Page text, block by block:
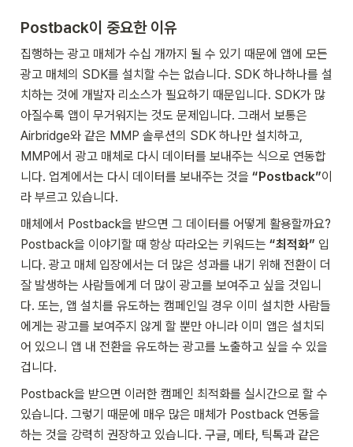
Postback이 중요한 이유
집행하는 광고 매체가 수십 개까지 될 수 있기 때문에 앱에 모든
광고 매체의 SDK를 설치할 수는 없습니다. SDK 하나하나를 설
치하는 것에 개발자 리소스가 필요하기 때문입니다. SDK가 많
아질수록 앱이 무거워지는 것도 문제입니다. 그래서 보통은
Airbridge와 같은 MMP 솔루션의 SDK 하나만 설치하고,
MMP에서 광고 매체로 다시 데이터를 보내주는 식으로 연동합
니다. 업계에서는 다시 데이터를 보내주는 것을 “Postback”이
라 부르고 있습니다.
매체에서 Postback을 받으면 그 데이터를 어떻게 활용할까요?
Postback을 이야기할 때 항상 따라오는 키워드는 “최적화” 입
니다. 광고 매체 입장에서는 더 많은 성과를 내기 위해 전환이 더
잘 발생하는 사람들에게 더 많이 광고를 보여주고 싶을 것입니
다. 또는, 앱 설치를 유도하는 캠페인일 경우 이미 설치한 사람들
에게는 광고를 보여주지 않게 할 뿐만 아니라 이미 앱은 설치되
어 있으니 앱 내 전환을 유도하는 광고를 노출하고 싶을 수 있을
겁니다.
Postback을 받으면 이러한 캠페인 최적화를 실시간으로 할 수
있습니다. 그렇기 때문에 매우 많은 매체가 Postback 연동을
하는 것을 강력히 권장하고 있습니다. 구글, 메타, 틱톡과 같은